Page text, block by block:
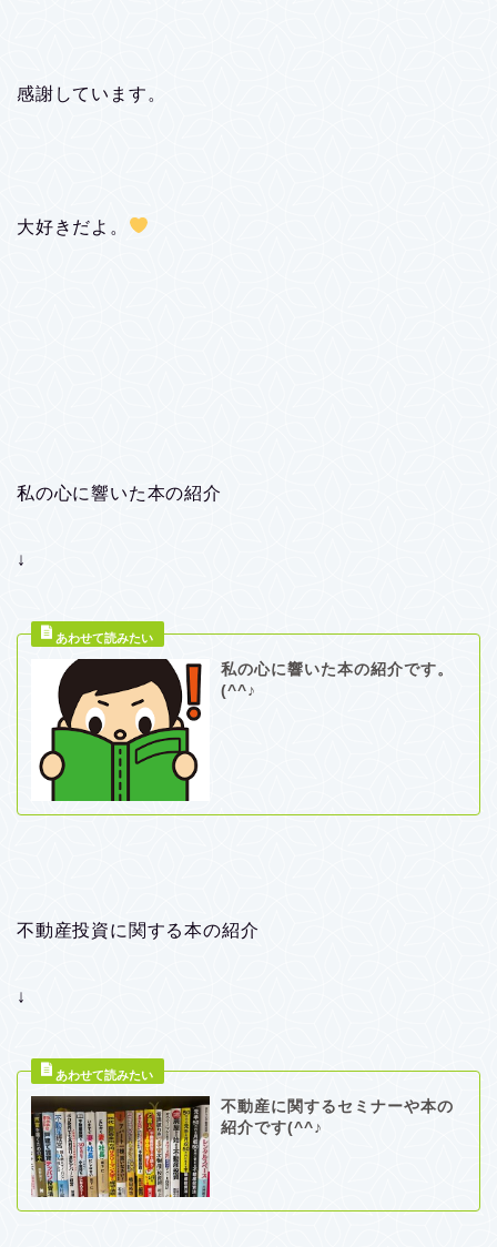
感謝しています。
大好きだよ。
私の心に響いた本の紹介
↓
私の心に響いた本の紹介です。
(^^♪
不動産投資に関する本の紹介
↓
不動産に関するセミナーや本の
紹介です(^^♪